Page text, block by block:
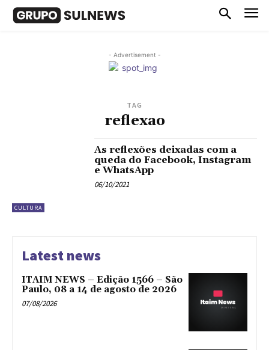
- Advertisement -
TAG
reflexao
CULTURA
As reflexões deixadas com a
queda do Facebook, Instagram
e WhatsApp
06/10/2021
Latest news
ITAIM NEWS – Edição 1566 – São
Paulo, 08 a 14 de agosto de 2026
07/08/2026